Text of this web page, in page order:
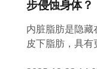
步侵蚀身体？
内脏脂肪是隐
皮下脂肪，具